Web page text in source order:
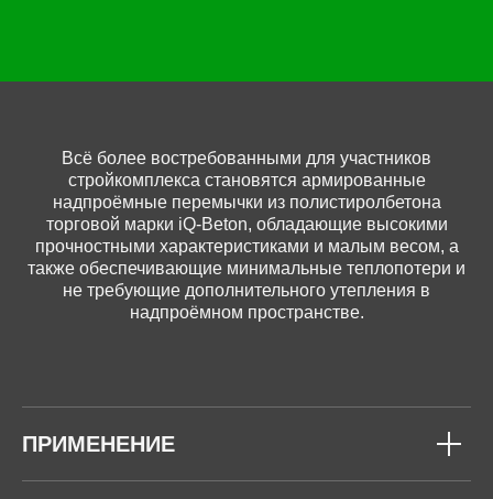
Всё более востребованными для участников
стройкомплекса становятся армированные
надпроёмные перемычки из полистиролбетона
торговой марки iQ-Beton, обладающие высокими
прочностными характеристиками и малым весом, а
также обеспечивающие минимальные теплопотери и
не требующие дополнительного утепления в
надпроёмном пространстве.
ПРИМЕНЕНИЕ